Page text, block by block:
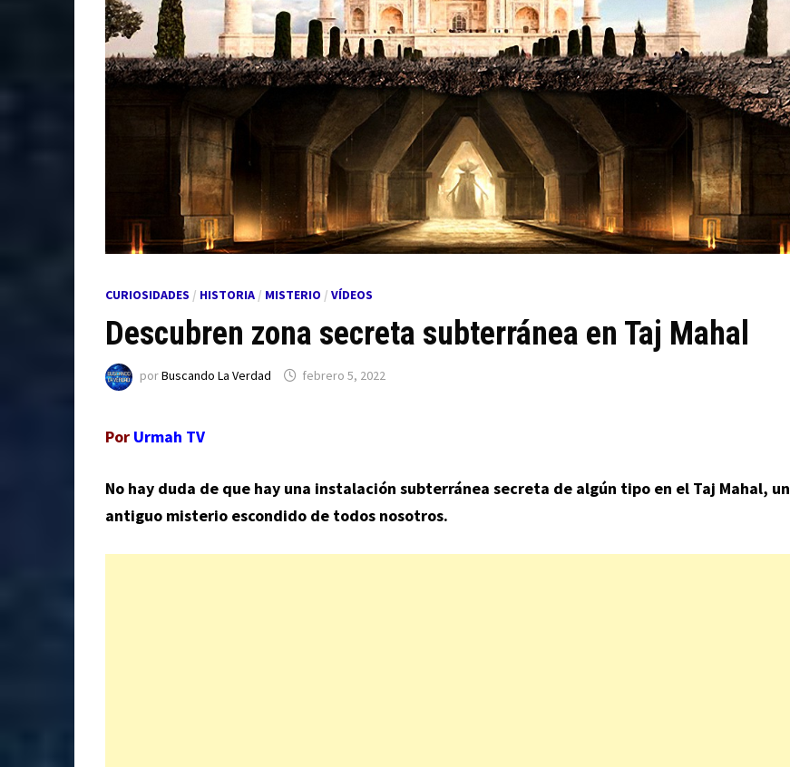
CURIOSIDADES / HISTORIA/ MISTERIO / VÍDEOS
Descubren zona secreta subterránea en Taj Mahal
porBuscando La Verdad febrero 5, 2022
Por Urmah TV
No hay duda de que hay una instalación subterránea secreta de algún tipo en el Taj Mahal, un
antiguo misterio escondido de todos nosotros.